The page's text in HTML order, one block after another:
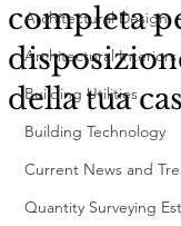
Architectural Design
Architectural Interiors
Building Utilities
Building Technology
Current News and
Quantity Surveying
completa
della tua